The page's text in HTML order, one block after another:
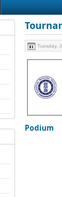
Tuesday,
Podium